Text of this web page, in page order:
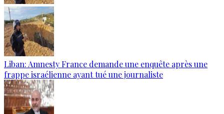
Liban: Amnesty France demande une enquête après une
frappe israélienne ayant tué une journaliste